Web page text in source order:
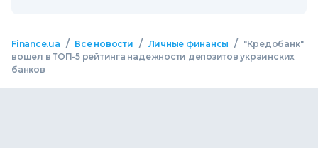
Finance.ua / Все новости / Личные финансы /
"Кредобанк"
вошел в ТОП-5 рейтинга надежности депозитов украинских
банков